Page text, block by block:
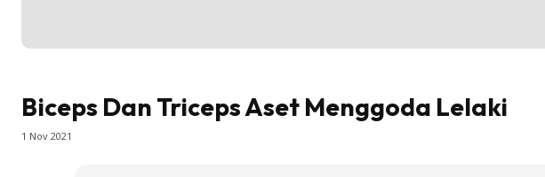
Biceps Dan Triceps Aset Menggoda Lelaki
1 Nov 2021